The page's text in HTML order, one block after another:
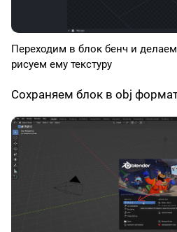
Переходим в блок бенч и делаем
рисуем ему текстуру
Сохраняем блок в obj